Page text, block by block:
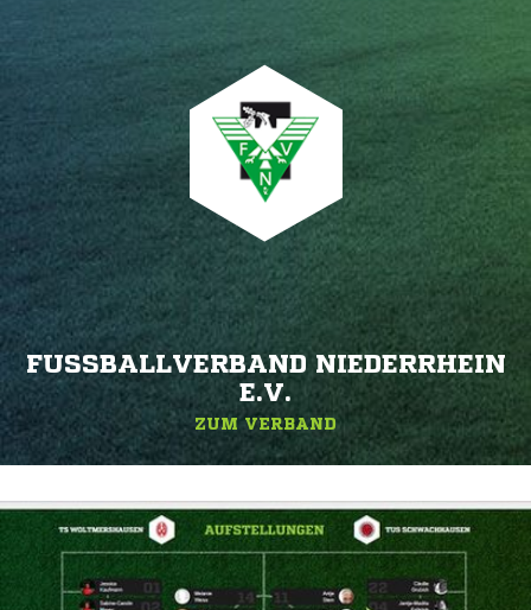
FUSSBALLVERBAND NIEDERRHEIN E
.V.
ZUM VERBAND